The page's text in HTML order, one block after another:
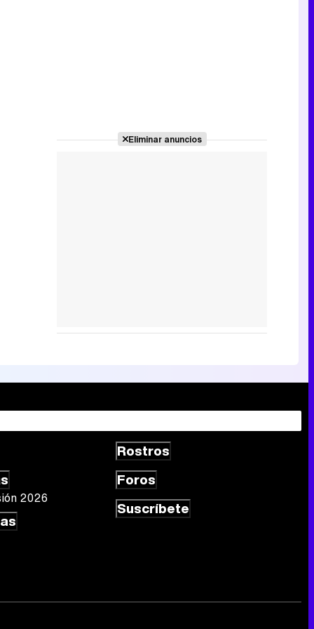
Eliminar anuncios
2026
Rostros
Foros
Suscríbete